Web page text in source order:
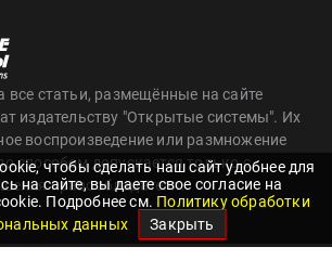
все статьи, размещённые на сайте
издательству "Открытые системы". Их
воспроизведение или размножение
способом допускается только с
правообладателя..
чтобы сделать наш сайт удобнее для
на сайте, вы даете свое согласие на
Подробнее см. Политику обработки
данных
Закрыть